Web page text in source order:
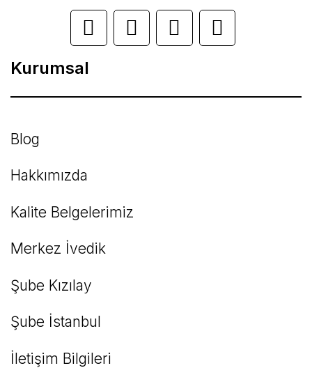
Ürün açıklamasında eksik bilgiler bulunuyor.
Ürün bilgilerinde hatalar bulunuyor.
Ürün fiyatı diğer sitelerden daha pahalı.
Bu ürüne benzer farklı alternatifler olmalı.
Kurumsal
Blog
Hakkımızda
Kalite Belgelerimiz
Merkez İvedik
Şube Kızılay
Şube İstanbul
İletişim Bilgileri